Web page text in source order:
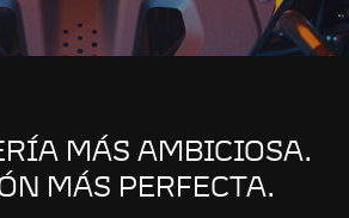
MÁS AMBICIOSA.
MÁS PERFECTA.